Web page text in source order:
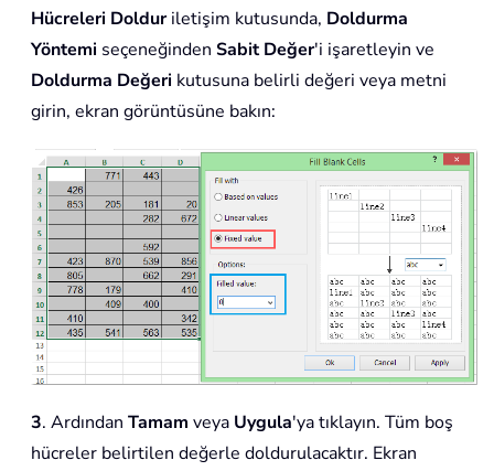
Hücreleri Dolduriletişim kutusunda, Doldurma
Yöntemi seçeneğinden Sabit Değer'i işaretleyin ve
Doldurma Değeri kutusuna belirli değeri veya metni
girin, ekran görüntüsüne bakın:
3. Ardından Tamam veya Uygula'ya tıklayın. Tüm boş
hücreler belirtilen değerle doldurulacaktır. Ekran